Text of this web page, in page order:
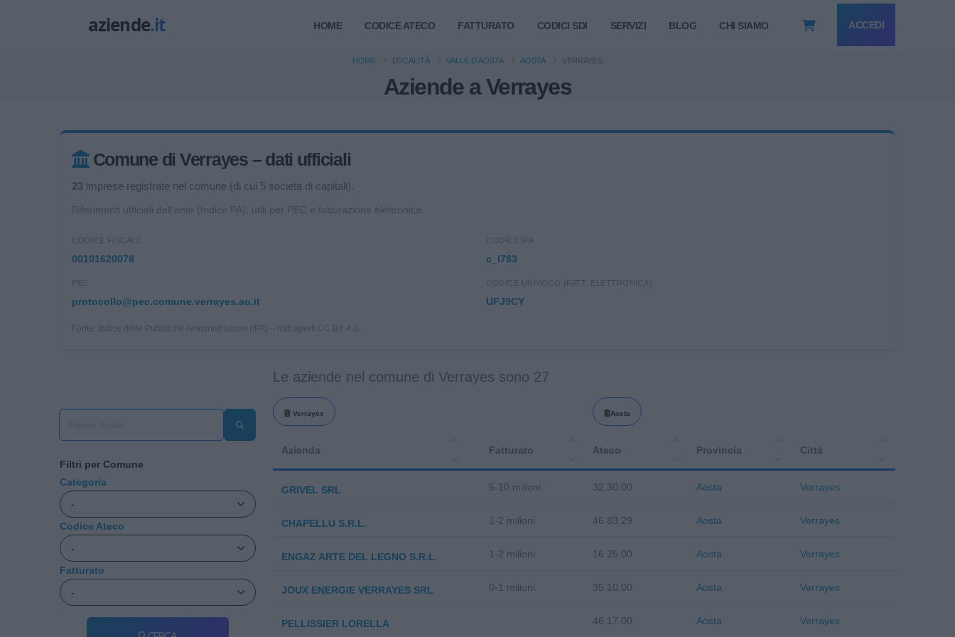
HOME CODICE ATECO FATTURATO CODICI SDI SERVIZI BLOG CHI SIAMO ACCEDI
Aziende a Verrayes
HOME LOCALITÀ VALLE D'AOSTA AOSTA VERRAYES
Comune di Verrayes – dati ufficiali
23 imprese registrate nel comune (di cui 5 società di capitali).
Riferimenti ufficiali dell'ente (Indice PA), utili per PEC e fatturazione elettronica.
CODICE FISCALE
00101620078
CODICE IPA
c_l783
PEC
protocollo@pec.comune.verrayes.ao.it
CODICE UNIVOCO (FATT. ELETTRONICA)
UFJ9CY
Fonte: Indice delle Pubbliche Amministrazioni (IPA) – dati aperti CC BY 4.0.
Filtri per Comune
Categoria
Codice Ateco
Fatturato
Cerca
Le aziende nel comune di Verrayes sono 27
Verrayes Aosta
Azienda Fatturato Ateco Provincia Città
GRIVEL SRL 5-10 milioni 32.30.00 Aosta Verrayes
CHAPELLU S.R.L. 1-2 milioni 46.83.29 Aosta Verrayes
ENGAZ ARTE DEL LEGNO S.R.L. 1-2 milioni 16.25.00 Aosta Verrayes
JOUX ENERGIE VERRAYES SRL 0-1 milioni 35.10.00 Aosta Verrayes
PELLISSIER LORELLA 46.17.00 Aosta Verrayes